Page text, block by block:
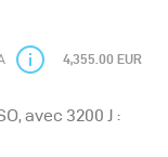
être
Dans ce cas, le
grille en nid
4,355.00 EUR
avec 3200 J :